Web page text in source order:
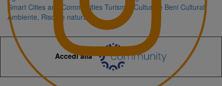
Smart Cities and Communities Turismo, Cultura e Beni Culturali
Ambiente, Risorse naturali
Accedi alla